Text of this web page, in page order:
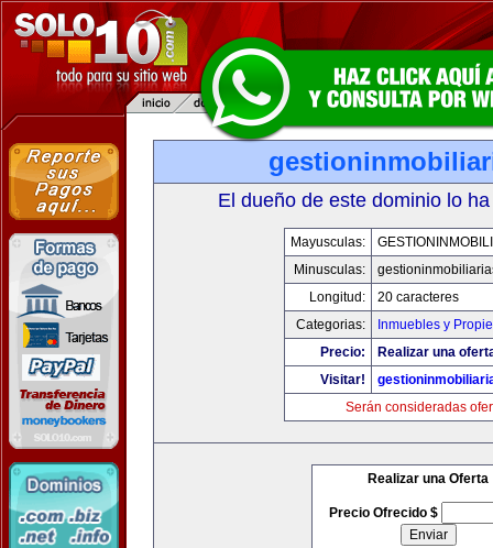
El dueño de este dominio lo
Mayusculas:
Minusculas:
Longitud:
20 caracteres
Categorias:
Inmuebles y
Precio:
Realizar una
Visitar!
Serán consideradas
Realizar una Oferta
Precio Ofrecido $